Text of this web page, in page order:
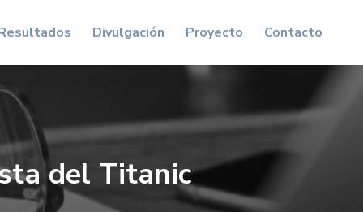
Divulgación Proyecto Contacto
del Titanic